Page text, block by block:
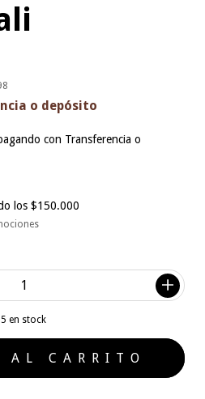
o depósito
con Transferencia o
los$150.000
5 en stock